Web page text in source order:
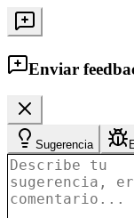
Enviar
Sugerencia